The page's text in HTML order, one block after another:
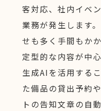
客対応、社内イベ
業務が発生します
せも多く手間もか
定型的な内容が中心
生成AIを活用する
た備品の貸出予約
トの告知文章の自